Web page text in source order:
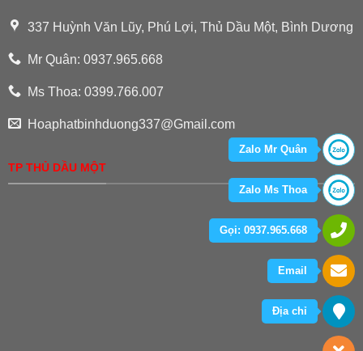
337 Huỳnh Văn Lũy, Phú Lợi, Thủ Dầu Một, Bình Dương
Mr Quân: 0937.965.668
Ms Thoa: 0399.766.007
Hoaphatbinhduong337@Gmail.com
TP THỦ DẦU MỘT
Zalo Mr Quân
Zalo Ms Thoa
Gọi: 0937.965.668
Email
Địa chỉ